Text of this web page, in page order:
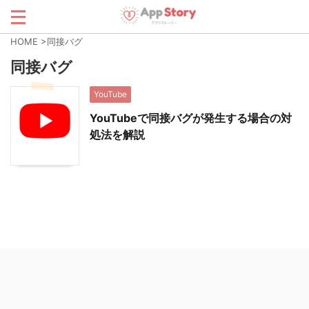
HOME >同接バグ
同接バグ
YouTube
YouTubeで同接バグが発生する場合の対
処法を解説